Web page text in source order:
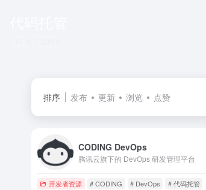
排序 发布 更新 浏览 点赞
CODING DevOps
腾讯云旗下的 DevOps 研发管理平台
开发者资源 # CODING # DevOps # 代码托管